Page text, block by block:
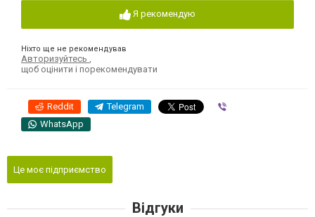
Я рекомендую
Ніхто ще не рекомендував
Авторизуйтесь
щоб оцінити і порекомендувати
Reddit Telegram
WhatsApp
Це моє підприємство
Відгуки